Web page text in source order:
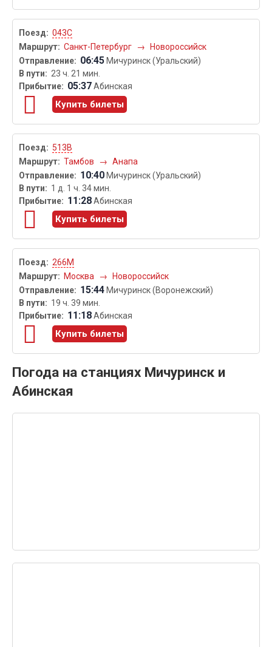
043С
Санкт-Петербург
→ Новороссийск
06:45 Мичуринск (Уральский)
23 ч. 21 мин.
05:37Абинская
Купить билеты
513В
Тамбов
→ Анапа
10:40 Мичуринск (Уральский)
1 д. 1 ч. 34 мин.
11:28Абинская
Купить билеты
266М
Москва
→ Новороссийск
15:44 Мичуринск (Воронежский)
19 ч. 39 мин.
11:18Абинская
Купить билеты
Погода на станциях Мичуринск и
Абинская